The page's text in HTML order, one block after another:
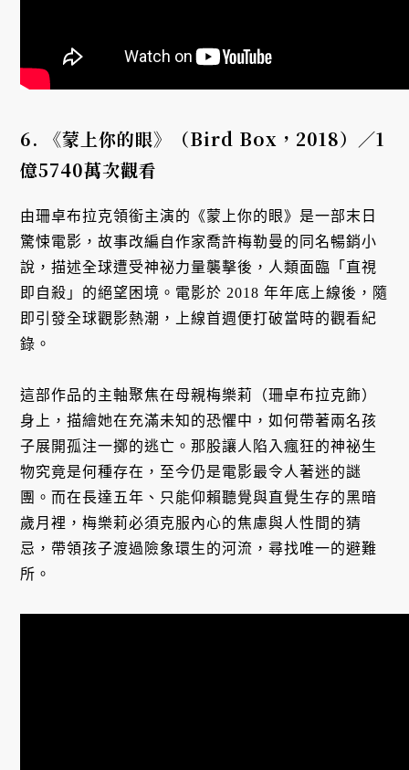
6. 《蒙上你的眼》（Bird Box ，2018）／1
億5740萬次觀看
由珊卓布拉克領銜主演的《蒙上你的眼》是一部末日
驚悚電影，故事改編自作家喬許梅勒曼的同名暢銷小
說，描述全球遭受神祕力量襲擊後，人類面臨「直視
即自殺」的絕望困境。電影於 2018 年年底上線後，隨
即引發全球觀影熱潮，上線首週便打破當時的觀看紀
錄。
這部作品的主軸聚焦在母親梅樂莉（珊卓布拉克飾）
身上，描繪她在充滿未知的恐懼中，如何帶著兩名孩
子展開孤注一擲的逃亡。那股讓人陷入瘋狂的神祕生
物究竟是何種存在，至今仍是電影最令人著迷的謎
團。而在長達五年、只能仰賴聽覺與直覺生存的黑暗
歲月裡，梅樂莉必須克服內心的焦慮與人性間的猜
忌，帶領孩子渡過險象環生的河流，尋找唯一的避難
所。